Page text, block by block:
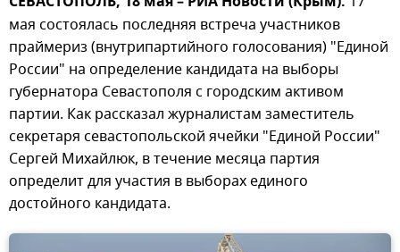
мая состоялась последняя встреча участников
праймериз (внутрипартийного голосования) "Единой
России" на определение кандидата на выборы
губернатора Севастополя с городским активом
партии. Как рассказал журналистам заместитель
секретаря севастопольской ячейки "Единой России"
Сергей Михайлюк, в течение месяца партия
определит для участия в выборах единого
достойного кандидата.